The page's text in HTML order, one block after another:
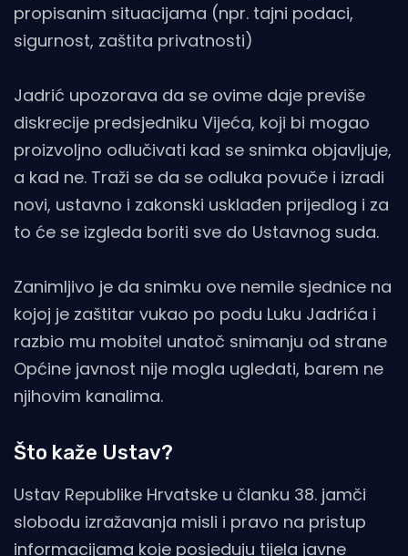
propisanim situacijama (npr. tajni podaci,
sigurnost, zaštita privatnosti)
Jadrić upozorava da se ovime daje previše
diskrecije predsjedniku Vijeća, koji bi mogao
proizvoljno odlučivati kad se snimka objavljuje,
a kad ne. Traži se da se odluka povuče i izradi
novi, ustavno i zakonski usklađen prijedlog i za
to će se izgleda boriti sve do Ustavnog suda.
Zanimljivo je da snimku ove nemile sjednice na
kojoj je zaštitar vukao po podu Luku Jadrića i
razbio mu mobitel unatoč snimanju od strane
Općine javnost nije mogla ugledati, barem ne
njihovim kanalima.
Što kaže Ustav?
Ustav Republike Hrvatske u članku 38. jamči
slobodu izražavanja misli i pravo na pristup
informacijama koje posjeduju tijela javne